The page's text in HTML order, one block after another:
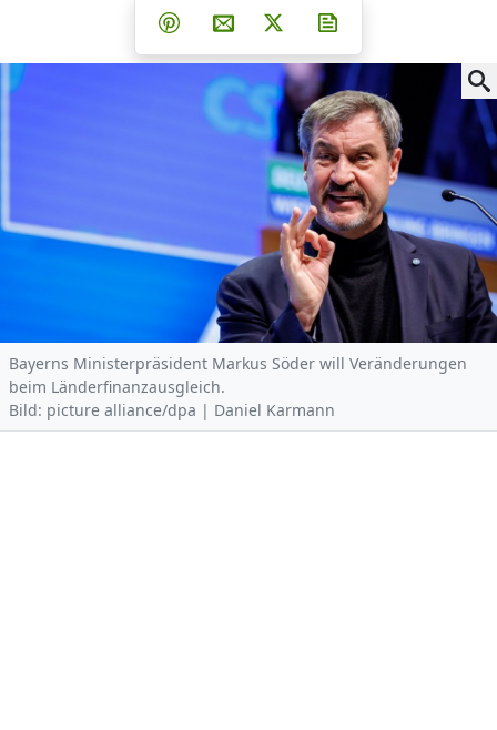
Teilen auf Facebook
Teilen auf Whatsapp
Teilen auf Telegram
Teilen auf Pinterest
Per E-Mail teilen
Post auf X
Bayerns Ministerpräsident Markus Söder will Veränderungen
beim Länderfinanzausgleich.
Bild: picture alliance/dpa | Daniel Karmann